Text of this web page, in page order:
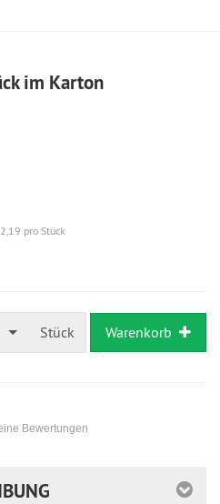
im Karton
pro Stück
Stück Warenkorb
Bewertungen